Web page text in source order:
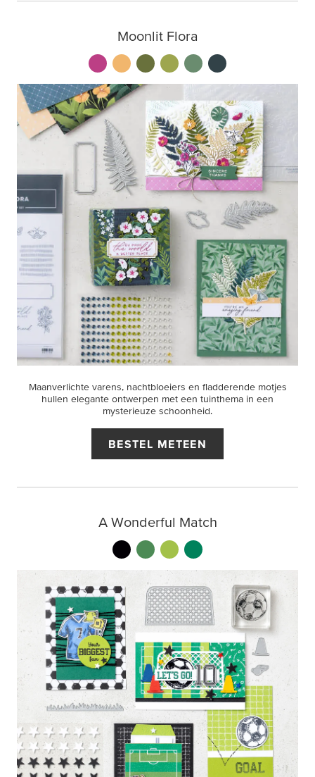
Moonlit Flora
Maanverlichte varens, nachtbloeiers en fladderende motjes
hullen elegante ontwerpen met een tuinthema in een
mysterieuze schoonheid.
BESTEL METEEN
A Wonderful Match